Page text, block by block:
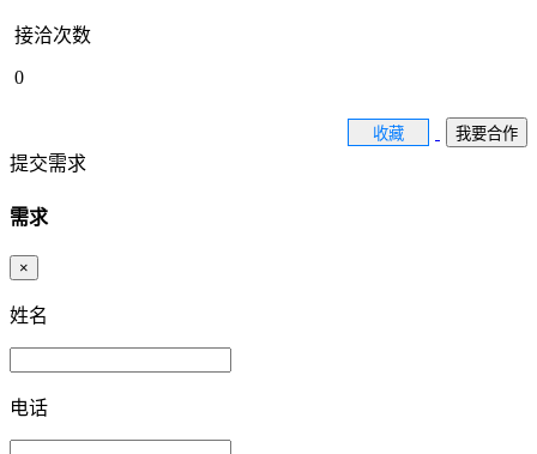
接洽次数
0
收藏 我要合作
提交需求
需求
×
姓名
电话